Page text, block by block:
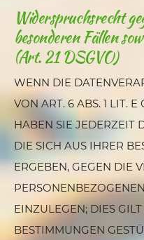
Widerspruchsrecht
besonderen Fällen
(Art. 21 DSGVO)
WENN DIE
VON ART. 6 ABS. 1 LIT.
HABEN SIE JEDERZEIT
DIE SICH AUS IHRER
ERGEBEN, GEGEN DIE
EINZULEGEN; DIES
BESTIMMUNGEN